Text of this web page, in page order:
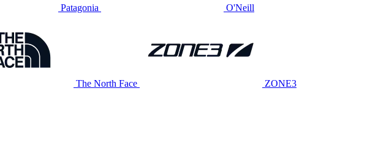
Patagonia O'Neill
The North Face ZONE3